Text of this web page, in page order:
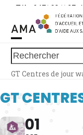
Skip
content
Tél. : 0471 38 11 37 |
Rechercher
Open
mobile
Close
mobile
GT Centres de jour
GT
01